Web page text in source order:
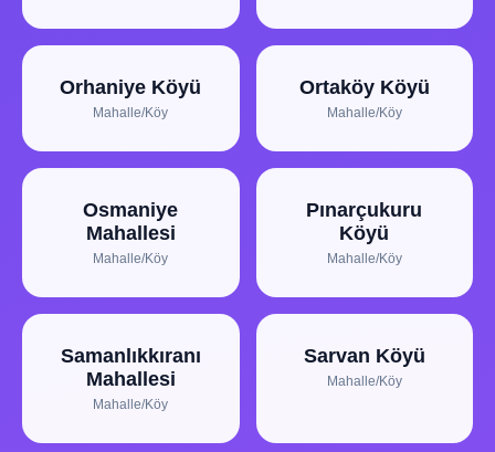
Orhaniye Köyü
Mahalle/Köy
Ortaköy Köyü
Mahalle/Köy
Osmaniye
Mahallesi
Mahalle/Köy
Pınarçukuru
Köyü
Mahalle/Köy
Samanlıkkıranı
Mahallesi
Mahalle/Köy
Sarvan Köyü
Mahalle/Köy